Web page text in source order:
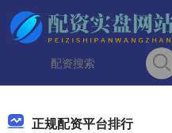
正规配资平台排行